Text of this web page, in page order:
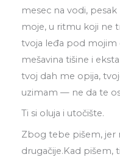
mesec na vodi,
moje, u ritmu koji ne
tvoja leđa pod mojim
mešavina tišine i
tvoj dah me opija,
uzimam — ne da te
Ti si oluja i utočište.
Zbog tebe pišem,
drugačije.Kad pišem,